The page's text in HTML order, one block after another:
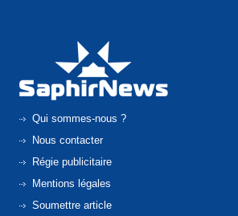
Qui sommes-nous ?
Nous contacter
Régie publicitaire
Mentions légales
Soumettre article